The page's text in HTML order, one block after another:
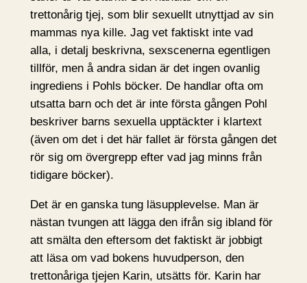
trettonårig tjej, som blir sexuellt utnyttjad av sin
mammas nya kille. Jag vet faktiskt inte vad
alla, i detalj beskrivna, sexscenerna egentligen
tillför, men å andra sidan är det ingen ovanlig
ingrediens i Pohls böcker. De handlar ofta om
utsatta barn och det är inte första gången Pohl
beskriver barns sexuella upptäckter i klartext
(även om det i det här fallet är första gången det
rör sig om övergrepp efter vad jag minns från
tidigare böcker).
Det är en ganska tung läsupplevelse. Man är
nästan tvungen att lägga den ifrån sig ibland för
att smälta den eftersom det faktiskt är jobbigt
att läsa om vad bokens huvudperson, den
trettonåriga tjejen Karin, utsätts för. Karin har